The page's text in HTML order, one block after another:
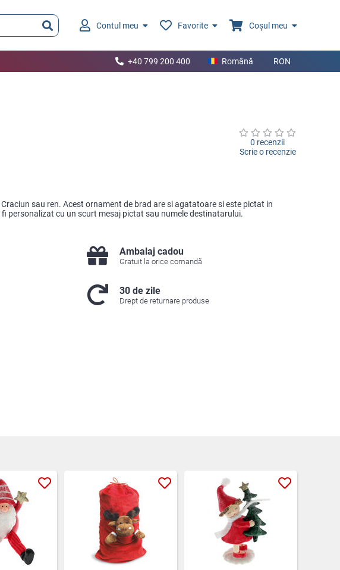
Contul meu Favorite Coșul meu
+40 799 200 400 Română RON
0 recenzii
Scrie o recenzie
sau ren. Acest ornament de brad are si agatatoare si este pictat in
personalizat cu un scurt mesaj pictat sau numele destinatarului.
Ambalaj cadou
Gratuit la orice comandă
30 de zile
Drept de returnare produse